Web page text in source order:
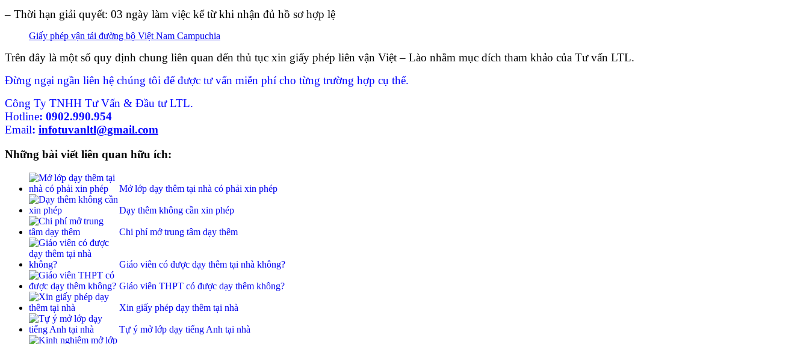
– Thời hạn giải quyết: 03 ngày làm việc kể từ khi nhận đủ hồ sơ hợp lệ
Giấy phép vận tải đường bộ Việt Nam Campuchia
Trên đây là một số quy định chung liên quan đến thủ tục xin giấy phép liên vận Việt – Lào nhằm mục đích tham khảo của Tư vấn LTL.
Đừng ngại ngần liên hệ chúng tôi để được tư vấn miễn phí cho từng trường hợp cụ thể.
Công Ty TNHH Tư Vấn & Đầu tư LTL.
Hotline: 0902.990.954
Email: infotuvanltl@gmail.com
Những bài viết liên quan hữu ích:
Mở lớp dạy thêm tại nhà có phải xin phép
Dạy thêm không cần xin phép
Chi phí mở trung tâm dạy thêm
Giáo viên có được dạy thêm tại nhà không?
Giáo viên THPT có được dạy thêm không?
Xin giấy phép dạy thêm tại nhà
Tự ý mở lớp dạy tiếng Anh tại nhà